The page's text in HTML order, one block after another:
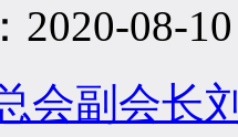
2020-08-10
会副会长